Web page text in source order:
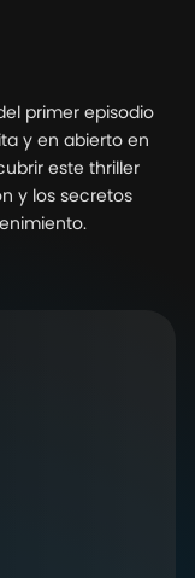
primer episodio
y en abierto en
este thriller
y los secretos